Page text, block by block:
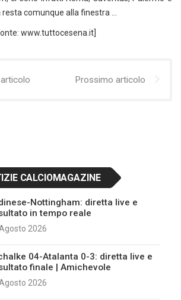
resta comunque alla finestra …
www.tuttocesena.it]
Prossimo articolo
CALCIOMAGAZINE
Nottingham: diretta live e
in tempo reale
2026
04-Atalanta 0-3: diretta live e
finale | Amichevole
2026